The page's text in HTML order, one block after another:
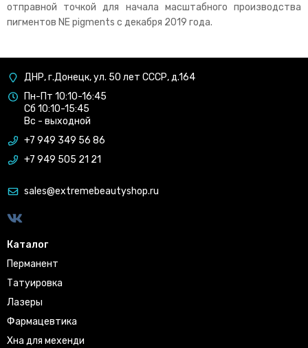
отправной точкой для начала масштабного производства
пигментов NE pigments с декабря 2019 года.
ДНР, г.Донецк, ул. 50 лет СССР, д.164
Пн-Пт 10:10-16:45
Сб 10:10-15:45
Вс - выходной
+7 949 349 56 86
+7 949 505 21 21
sales@extremebeautyshop.ru
Каталог
Перманент
Татуировка
Лазеры
Фармацевтика
Хна для мехенди